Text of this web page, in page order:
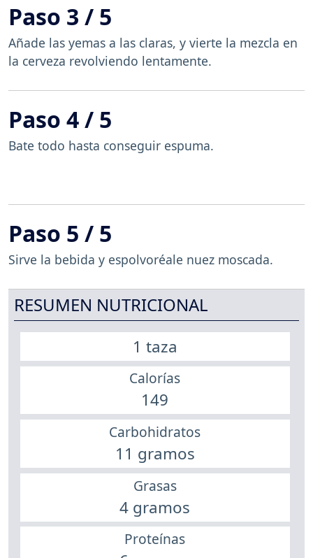
Paso 3 / 5
Añade las yemas a las claras, y vierte la mezcla en
la cerveza revolviendo lentamente.
Paso 4 / 5
Bate todo hasta conseguir espuma.
Paso 5 / 5
Sirve la bebida y espolvoréale nuez moscada.
RESUMEN NUTRICIONAL
1 taza
Calorías
149
Carbohidratos
11 gramos
Grasas
4 gramos
Proteínas